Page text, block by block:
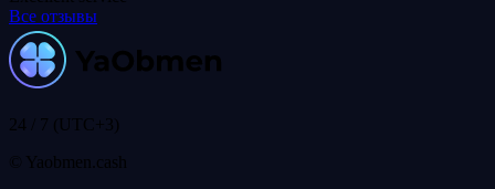
Все отзывы
24 / 7 (UTC+3)
© Yaobmen.cash